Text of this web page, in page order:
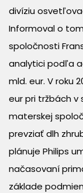
divíziu
Informoval o
spoločnosti
analytici podľa
mld. eur. V roku
eur pri tržbách v
materskej
prevziať dlh
plánuje Philips
načasovaní
základe